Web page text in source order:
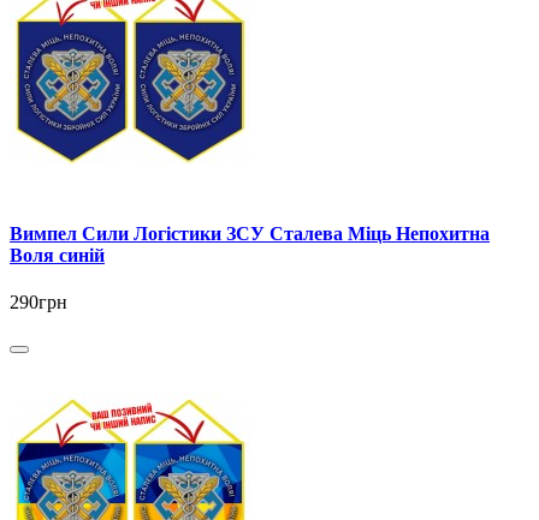
Вимпел Сили Логістики ЗСУ Сталева Міць Непохитна
Воля синій
290грн